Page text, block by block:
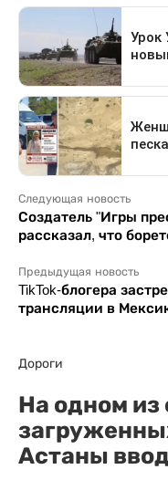
Следующая новость
Создатель "Игры
рассказал, что
Предыдущая новость
TikTok-блогера
трансляции в
Дороги
На одном
Астаны